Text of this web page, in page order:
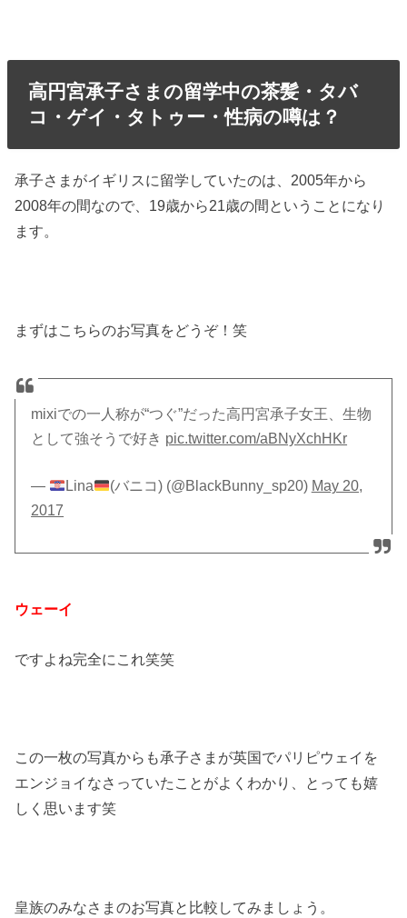
高円宮承子さまの留学中の茶髪・タバ
コ・ゲイ・タトゥー・性病の噂は？
承子さまがイギリスに留学していたのは、2005年から
2008年の間なので、19歳から21歳の間ということになり
ます。
まずはこちらのお写真をどうぞ！笑
mixiでの一人称が“つぐ”だった高円宮承子女王、生物
として強そうで好き pic.twitter.com/aBNyXchHKr
— Lina (バニコ) (@BlackBunny_sp20) May 20,
2017
ウェーイ
ですよね完全にこれ笑笑
この一枚の写真からも承子さまが英国でパリピウェイを
エンジョイなさっていたことがよくわかり、とっても嬉
しく思います笑
皇族のみなさまのお写真と比較してみましょう。